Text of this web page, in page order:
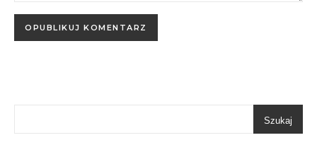
Szukaj